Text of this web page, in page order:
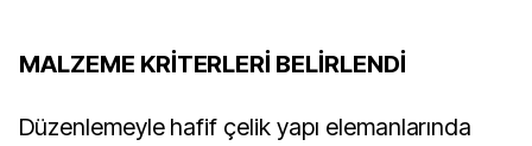
MALZEME KRİTERLERİ BELİRLENDİ
Düzenlemeyle hafif çelik yapı elemanlarında